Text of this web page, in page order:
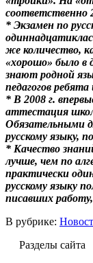
соответственно
* Экзамен по
же количество,
«хорошо» было в
знают родной
педагогов
* В 2008 г.
аттестация
Обязательными
русскому языку,
* Качество
лучше, чем по
практически
русскому языку
писавших работу,
В рубрике:
Разделы сайта